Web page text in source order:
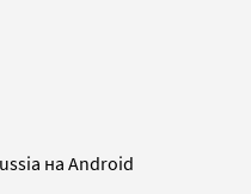
на Android